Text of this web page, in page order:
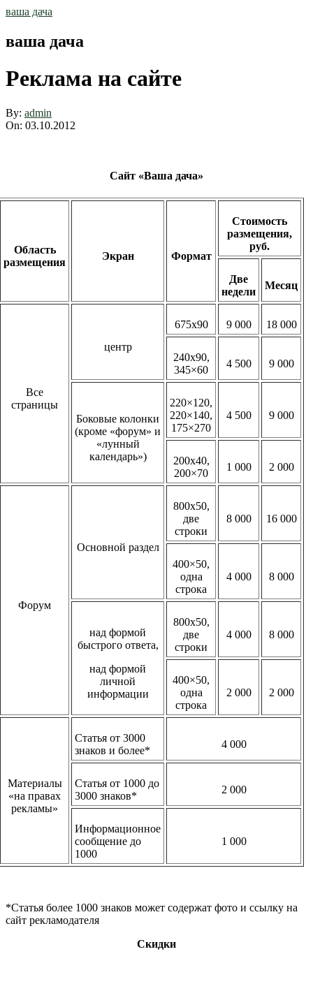
Skip
ваша дача
ваша дача
Реклама на сайте
By: admin
On: 03.10.2012
Сайт «Ваша дача»
Область
размещения
Экран Формат
Стоимость
размещения,
руб.
Две
недели
Месяц
Все
страницы
центр
675х90 9 000 18 000
240х90,
345×60
4 500 9 000
Боковые колонки
(кроме «форум» и
«лунный
календарь»)
220×120,
220×140,
175×270
4 500 9 000
200х40,
200×70
1 000 2 000
Форум
Основной раздел
800х50,
две
строки
8 000 16 000
400×50,
одна
строка
4 000 8 000
над формой
быстрого ответа,
над формой
личной
информации
800х50,
две
строки
4 000 8 000
400×50,
одна
строка
2 000 2 000
Материалы
«на правах
рекламы»
Статья от 3000
знаков и более*
4 000
Статья от 1000 до
3000 знаков*
2 000
Информационное
сообщение до
1000
1 000
*Статья более 1000 знаков может содержат фото и ссылку на
сайт рекламодателя
Скидки